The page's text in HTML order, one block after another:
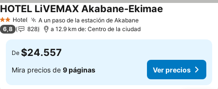
2 Estrellas
Hotel A un paso de la estación de Akabane
HOTEL LiVEMAX Akabane-Ekimae
6,8 828 a 12.9 km de: Centro de la ciudad
De $24.557
Mira precios de 9 páginas Ver precios